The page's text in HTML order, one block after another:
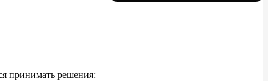
принимать решения: